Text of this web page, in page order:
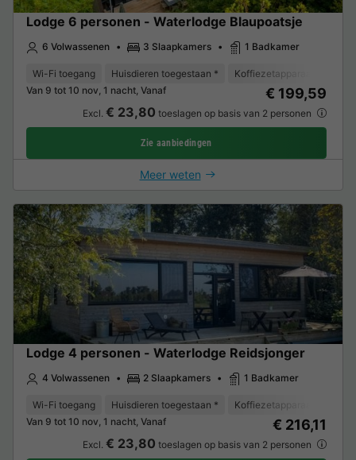
Lodge 6 personen - Waterlodge Blaupoatsje
6 Volwassenen 3 Slaapkamers 1 Badkamer
Wi-Fi toegang Huisdieren toegestaan * Koffiezetapparaat
Van 9 tot 10 nov, 1 nacht, Vanaf
€ 199,59
Excl. € 23,80 toeslagen op basis van 2 personen
Zie aanbiedingen
Meer weten
Lodge 4 personen - Waterlodge Reidsjonger
4 Volwassenen 2 Slaapkamers 1 Badkamer
Wi-Fi toegang Huisdieren toegestaan * Koffiezetapparaat
Van 9 tot 10 nov, 1 nacht, Vanaf
€ 216,11
Excl. € 23,80 toeslagen op basis van 2 personen